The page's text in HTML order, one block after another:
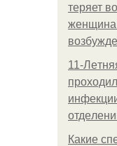
теряет
женщина
11-
Какие